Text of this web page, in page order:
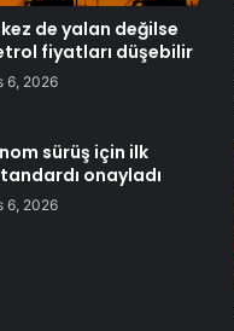
kez de yalan değilse
fiyatları düşebilir
6, 2026
sürüş için ilk
onayladı
6, 2026